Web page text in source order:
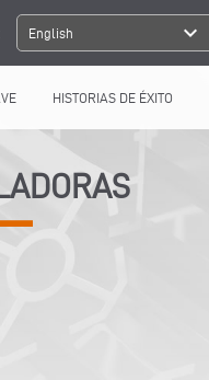
English expand_more
HISTORIAS DE ÉXITO